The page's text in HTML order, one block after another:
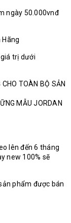
ngày 50.000vnđ
trị dưới
TOÀN BỘ SẢN
MẪU JORDAN
lên đến 6 tháng
new 100% sẽ
phẩm được bán